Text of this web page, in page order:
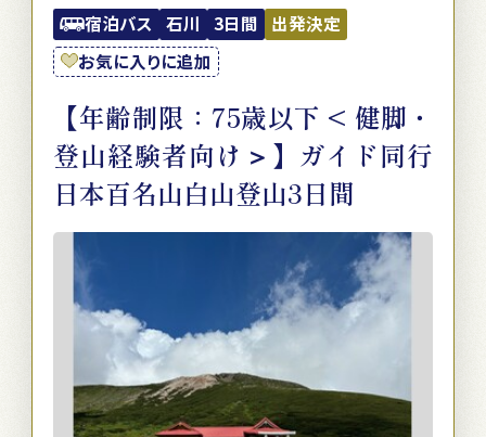
宿泊バス 石川 3日間
出発決定
お気に入りに追加
【年齢制限：75歳以下 < 健脚・
登山経験者向け＞】ガイド同行
日本百名山白山登山3日間